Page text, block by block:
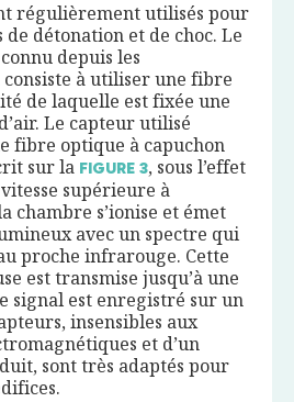
régulièrement utilisés pour
de détonation et de choc. Le
depuis les
consiste à utiliser une fibre
de laquelle est fixée une
Le capteur utilisé
fibre optique à capuchon
sur la FIGURE 3, sous l’effet
supérieure à
chambre s’ionise et émet
avec un spectre qui
proche infrarouge. Cette
est transmise jusqu’à une
signal est enregistré sur un
insensibles aux
et d’un
sont très adaptés pour